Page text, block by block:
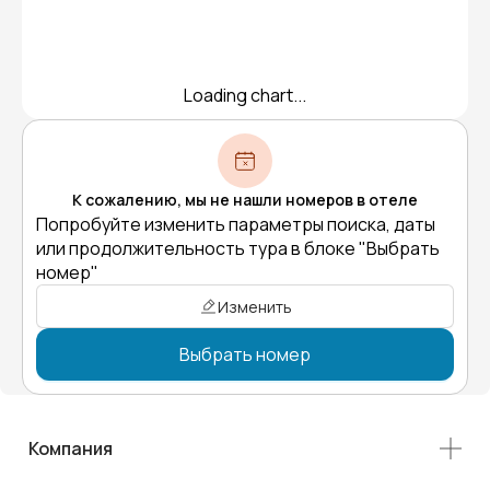
Loading chart...
К сожалению, мы не нашли номеров в отеле
Попробуйте изменить параметры поиска, даты
или продолжительность тура в блоке "Выбрать
номер"
Изменить
Выбрать номер
Компания